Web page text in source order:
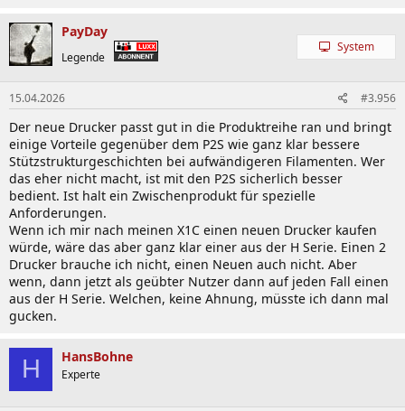
PayDay
Legende
System
15.04.2026 #3.956
Der neue Drucker passt gut in die Produktreihe ran und bringt
einige Vorteile gegenüber dem P2S wie ganz klar bessere
Stützstrukturgeschichten bei aufwändigeren Filamenten. Wer
das eher nicht macht, ist mit den P2S sicherlich besser
bedient. Ist halt ein Zwischenprodukt für spezielle
Anforderungen.
Wenn ich mir nach meinen X1C einen neuen Drucker kaufen
würde, wäre das aber ganz klar einer aus der H Serie. Einen 2
Drucker brauche ich nicht, einen Neuen auch nicht. Aber
wenn, dann jetzt als geübter Nutzer dann auf jeden Fall einen
aus der H Serie. Welchen, keine Ahnung, müsste ich dann mal
gucken.
H HansBohne
Experte